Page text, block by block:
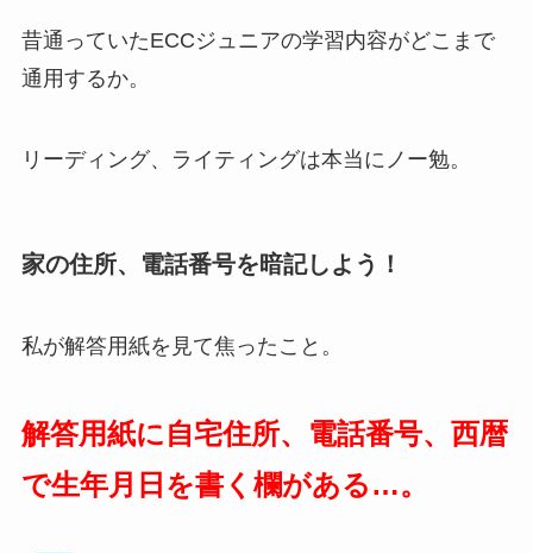
昔通っていたECCジュニアの学習内容がどこまで
通用するか。
リーディング、ライティングは本当にノー勉。
家の住所、電話番号を暗記しよう！
私が解答用紙を見て焦ったこと。
解答用紙に自宅住所、電話番号、西暦
で生年月日を書く欄がある…。